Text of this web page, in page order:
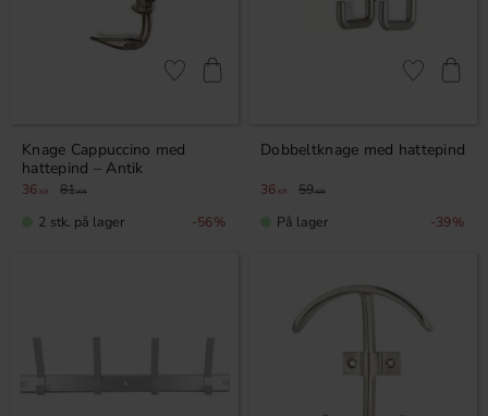
Knage Cappuccino med
hattepind – Antik
36 KR 81KR
56%
Gem som favorit
2 stk. på lager
Dobbeltknage med hattepind
36 KR 59KR
39%
Gem som
På lager